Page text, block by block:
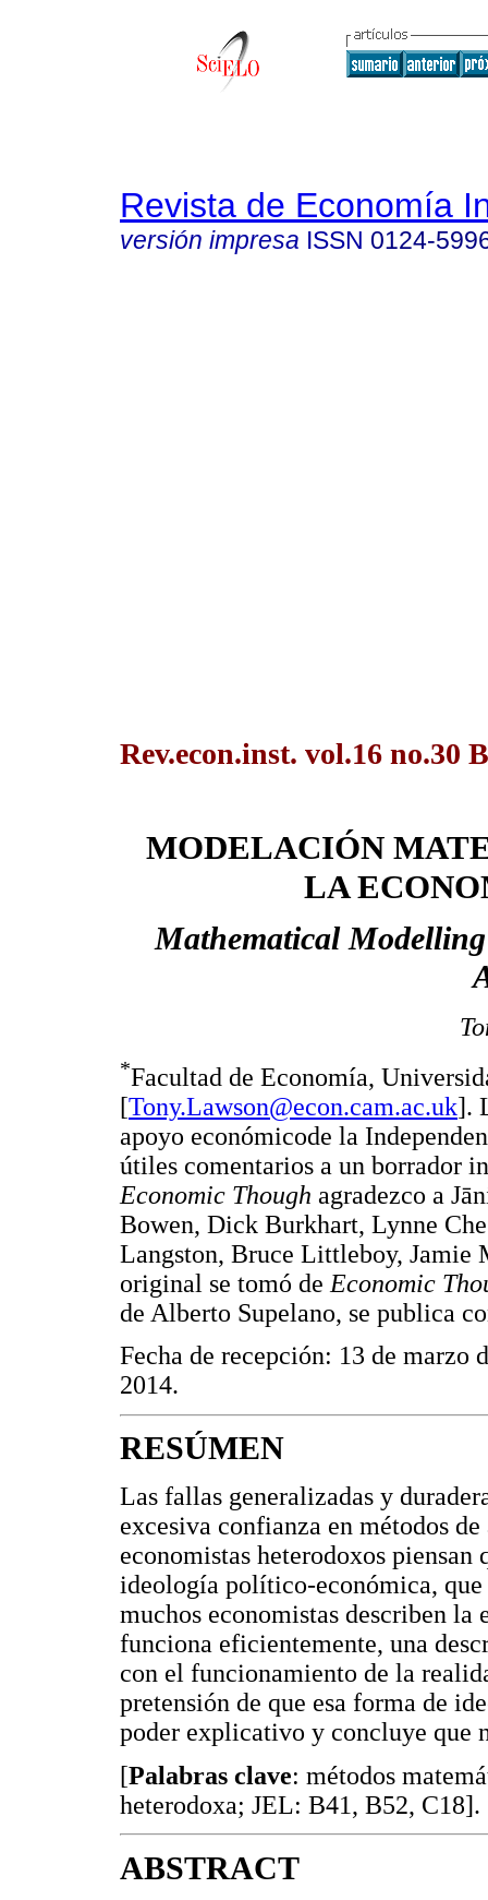
Revista de Economía
versión impresa ISSN 0124-
Rev.econ.inst. vol.16 no.30
MODELACIÓN
LA
Mathematical
*Facultad de Economía,
[Tony.Lawson@econ.cam.ac.uk].
apoyo económicode la
útiles comentarios a un borrador
Economic Though agradezco a
Bowen, Dick Burkhart, Lynne
Langston, Bruce Littleboy, Jamie
original se tomó de Economic
de Alberto Supelano, se publica
Fecha de recepción: 13 de marzo
2014.
RESÚMEN
Las fallas generalizadas y
excesiva confianza en métodos
economistas heterodoxos
ideología político-económica,
muchos economistas describen la
funciona eficientemente, una
con el funcionamiento de la
pretensión de que esa forma de
poder explicativo y concluye que
[Palabras clave: métodos
heterodoxa; JEL: B41, B52, C18].
ABSTRACT